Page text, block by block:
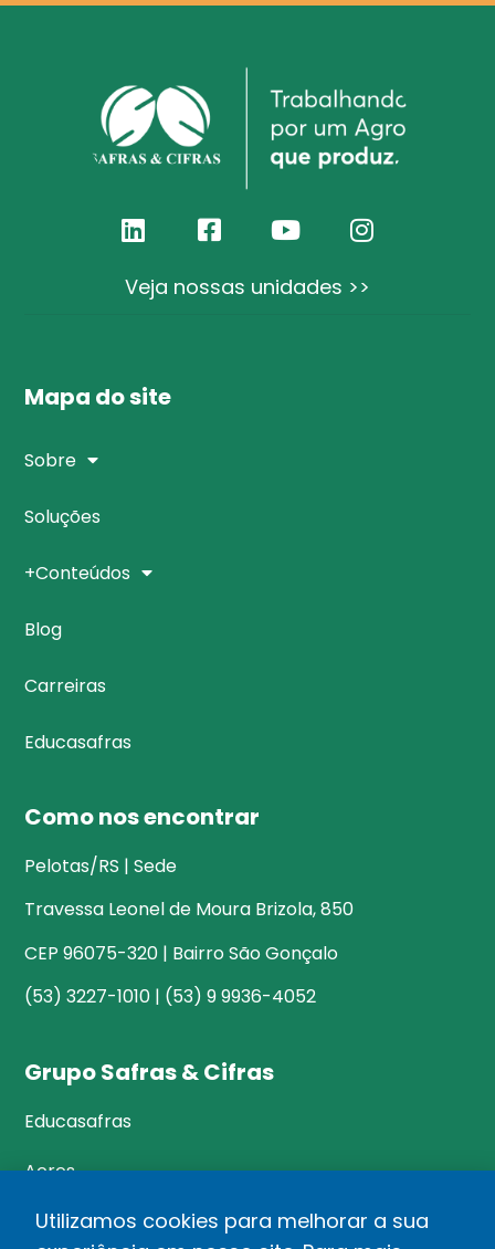
Veja nossas unidades >>
Mapa do site
Sobre
Soluções
+Conteúdos
Blog
Carreiras
Educasafras
Como nos encontrar
Pelotas/RS | Sede
Travessa Leonel de Moura Brizola, 850
CEP 96075-320 | Bairro São Gonçalo
(53) 3227-1010 | (53) 9 9936-4052
Grupo Safras & Cifras
Educasafras
Acres
Utilizamos cookies para melhorar a sua